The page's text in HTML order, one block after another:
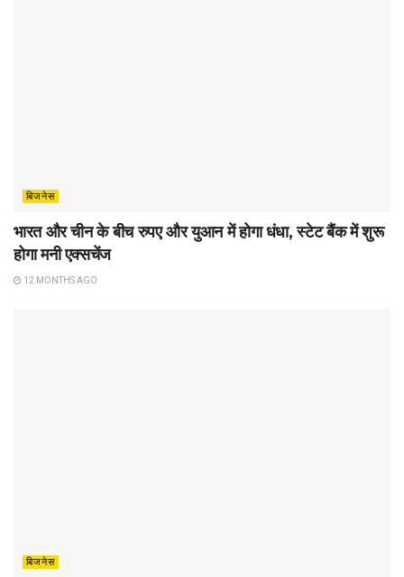
बिजनेस
भारत और चीन के बीच रुपए और युआन में होगा धंधा, स्टेट बैंक में शुरू
होगा मनी एक्सचेंज
12 MONTHS AGO
बिजनेस